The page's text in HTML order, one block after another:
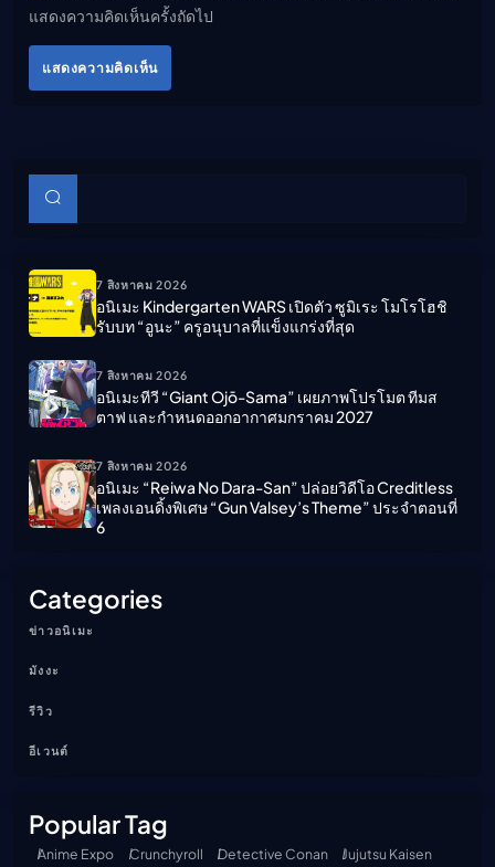
แสดงความคิดเห็นครั้งถัดไป
แสดงความคิดเห็น
บทความย่อย
7 สิงหาคม 2026
อนิเมะ Kindergarten WARS เปิดตัว ซูมิเระ โมโรโฮชิ
รับบท “อูนะ” ครูอนุบาลที่แข็งแกร่งที่สุด
7 สิงหาคม 2026
อนิเมะทีวี “Giant Ojō-Sama” เผยภาพโปรโมต ทีมส
ตาฟ และกำหนดออกอากาศมกราคม 2027
7 สิงหาคม 2026
อนิเมะ “Reiwa No Dara-San” ปล่อยวิดีโอ Creditless
เพลงเอนดิ้งพิเศษ “Gun Valsey’s Theme” ประจำตอนที่
6
Categories
ข่าวอนิเมะ
มังงะ
รีวิว
อีเวนต์
Popular Tag
Anime Expo Crunchyroll Detective Conan
Jujutsu Kaisen